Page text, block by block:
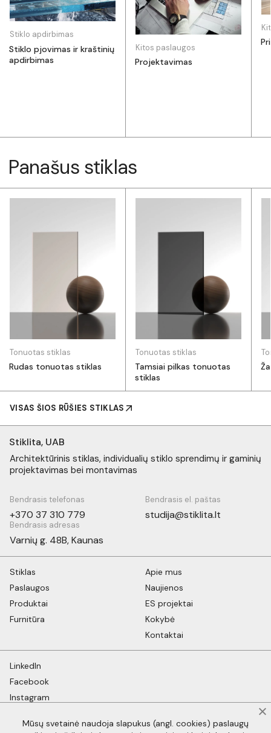
Stiklo apdirbimas
Stiklo pjovimas ir kraštinių
apdirbimas
Kitos paslaugos
Projektavimas
Panašus stiklas
Tonuotas stiklas
Rudas tonuotas stiklas
Tonuotas stiklas
Tamsiai pilkas tonuotas
stiklas
VISAS ŠIOS RŪŠIES STIKLAS
Stiklita, UAB
Architektūrinis stiklas, individualių stiklo sprendimų ir gaminių
projektavimas bei montavimas
Bendrasis telefonas
+370 37 310 779
Bendrasis el. paštas
studija@stiklita.lt
Bendrasis adresas
Varnių g. 48B, Kaunas
Stiklas
Paslaugos
Produktai
Furnitūra
Apie mus
Naujienos
ES projektai
Kokybė
Kontaktai
LinkedIn
Facebook
Instagram
Mūsų svetainė naudoja slapukus (angl. cookies) paslaugų